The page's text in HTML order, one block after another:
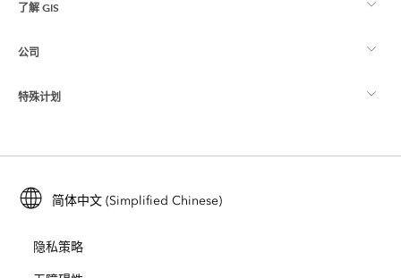
制图
Esri 社区
ArcGIS 博客
Esri 年轻专家关系网
了解 GIS
什么是 GIS？
位置智能
培训
ArcUser
ArcNews
公司
关于 Esri
招贤纳士
开放视野
特殊计划
ArcGIS for Student Use
保护
简体中文 (Simplified Chinese)
隐私策略